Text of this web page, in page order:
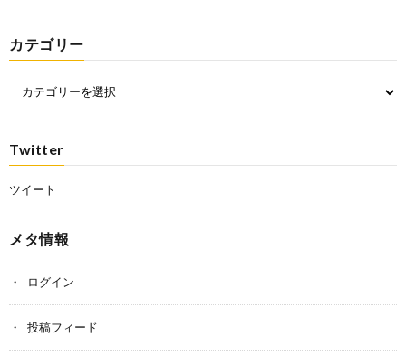
カテゴリー
Twitter
ツイート
メタ情報
ログイン
投稿フィード